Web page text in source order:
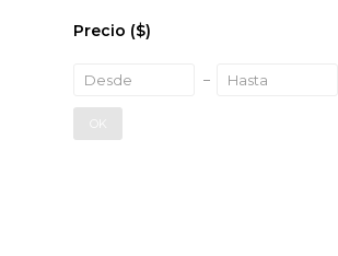
Precio ($)
OK